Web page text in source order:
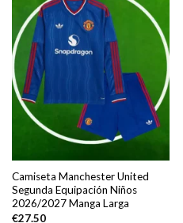
Camiseta Manchester United
Segunda Equipación Niños
2026/2027 Manga Larga
€27.50